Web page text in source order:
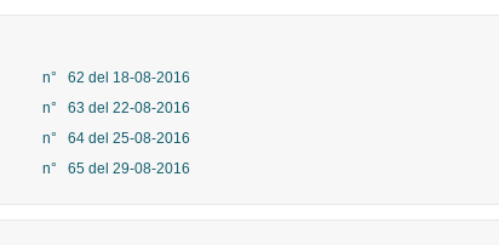
n° 62 del 18-08-2016
n° 63 del 22-08-2016
n° 64 del 25-08-2016
n° 65 del 29-08-2016